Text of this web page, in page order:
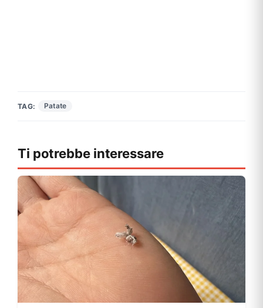
TAG: Patate
Ti potrebbe interessare